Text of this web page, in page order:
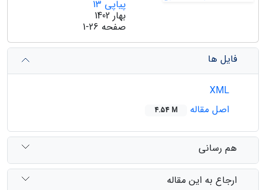
پیاپی 13
بهار 1402
صفحه 1-26
فایل ها
اصل مقاله
4.54 M
هم رسانی
ارجاع به این مقاله